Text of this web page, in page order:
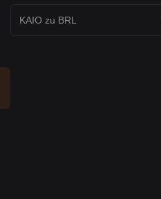
KAIO zu BRL